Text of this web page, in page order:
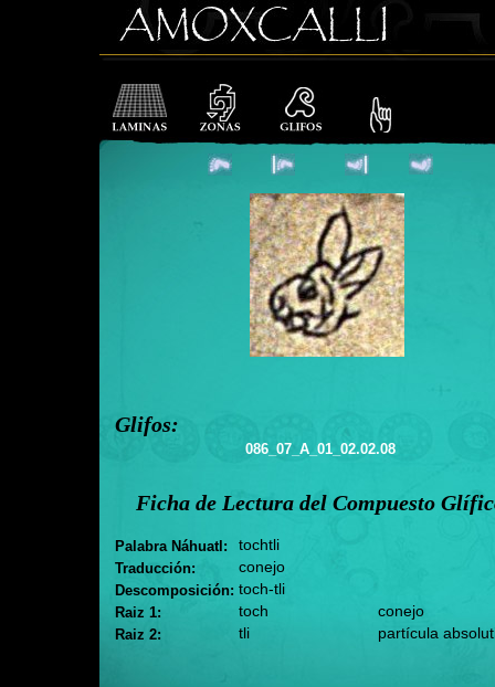
Glifos:
086_07_A_01_02.02.08
Ficha de Lectura del Compuesto
Palabra Náhuatl: tochtli
Traducción: conejo
Descomposición: toch-tli
Raiz 1: toch conejo
Raiz 2: tli partícula